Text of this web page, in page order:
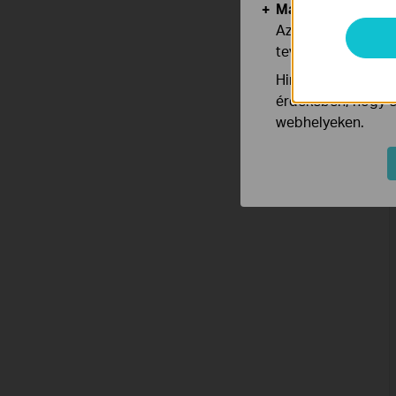
Marketing és
Az elemző cookie
tevékenységeit,
Hirdetési
érdekében, hogy
webhelyeken.